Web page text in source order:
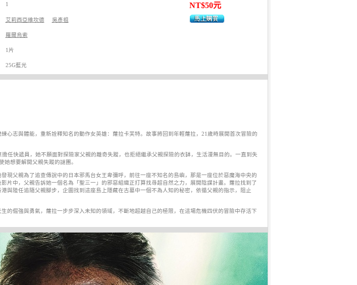
1
艾莉西亞維坎德 吳彥祖
羅爾烏索
1片
25G藍光
NT$50元
心志與體能，重新詮釋知名的動作女英雄：蘿拉卡芙特。故事將回到年輕蘿拉，21歲時展開首次冒險的
任快遞員，她不願面對探險家父親的離奇失蹤，也拒絕繼承父親探險的衣缽，生活漫無目的。一直到失
她想要解開父親失蹤的謎團。
現父親為了追查傳說中的日本邪馬台女王卑彌呼，前往一座不知名的島嶼，那是一座位於惡魔海中央的
片中，父親告訴她一個名為「聖三一」的邪惡組織正打算找尋超自然之力，展開陰謀計畫。蘿拉找到了
與陸任追隨父親腳步，企圖找到這座島上隱藏在古墓中一個不為人知的秘密，依循父親的指示，阻止
的倔強與勇氣，蘿拉一步步深入未知的領域，不斷地超越自己的極限，在這場危機四伏的冒險中存活下